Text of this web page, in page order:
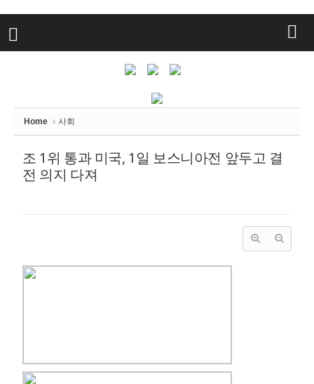
Home 사회
조 1위 통과 미국, 1일 보스니아전 앞두고 결
전 의지 다져